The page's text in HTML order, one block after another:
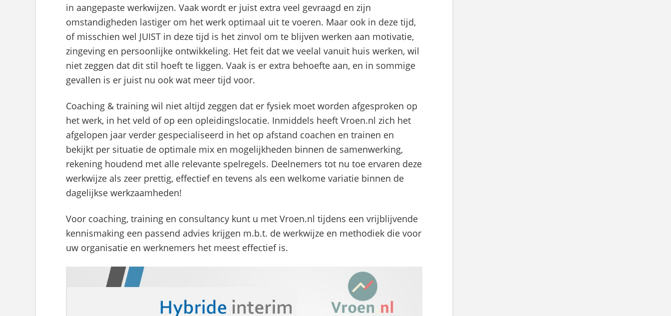
in aangepaste werkwijzen. Vaak wordt er juist extra veel gevraagd en zijn
omstandigheden lastiger om het werk optimaal uit te voeren. Maar ook in deze tijd,
of misschien wel JUIST in deze tijd is het zinvol om te blijven werken aan motivatie,
zingeving en persoonlijke ontwikkeling. Het feit dat we veelal vanuit huis werken, wil
niet zeggen dat dit stil hoeft te liggen. Vaak is er extra behoefte aan, en in sommige
gevallen is er juist nu ook wat meer tijd voor.
Coaching & training wil niet altijd zeggen dat er fysiek moet worden afgesproken op
het werk, in het veld of op een opleidingslocatie. Inmiddels heeft Vroen.nl zich het
afgelopen jaar verder gespecialiseerd in het op afstand coachen en trainen en
bekijkt per situatie de optimale mix en mogelijkheden binnen de samenwerking,
rekening houdend met alle relevante spelregels. Deelnemers tot nu toe ervaren deze
werkwijze als zeer prettig, effectief en tevens als een welkome variatie binnen de
dagelijkse werkzaamheden!
Voor coaching, training en consultancy kunt u met Vroen.nl tijdens een vrijblijvende
kennismaking een passend advies krijgen m.b.t. de werkwijze en methodiek die voor
uw organisatie en werknemers het meest effectief is.